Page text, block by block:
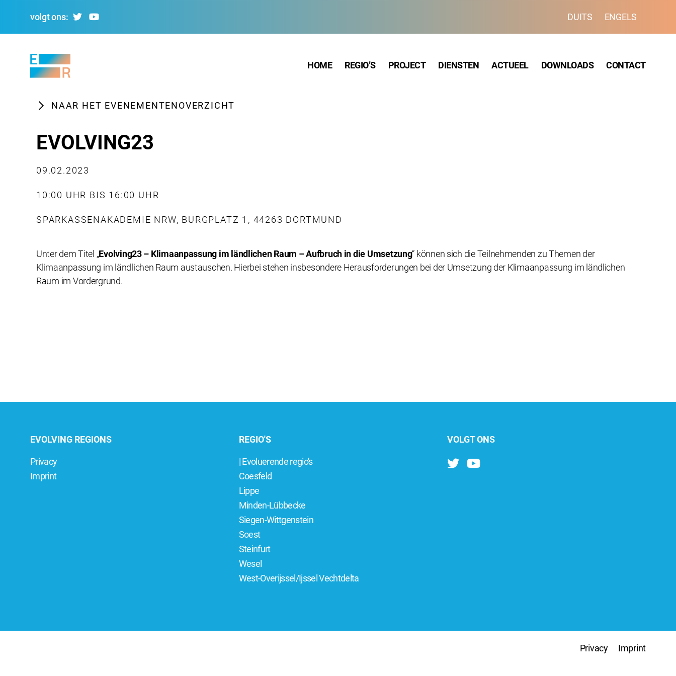
volgt ons: DUITS ENGELS
HOME REGIO’S PROJECT DIENSTEN ACTUEEL DOWNLOADS CONTACT
NAAR HET EVENEMENTENOVERZICHT
EVOLVING23
09.02.2023
10:00 UHR BIS 16:00 UHR
SPARKASSENAKADEMIE NRW, BURGPLATZ 1, 44263 DORTMUND
Unter dem Titel „Evolving23 – Klimaanpassung im ländlichen Raum – Aufbruch in die Umsetzung“ können sich die Teilnehmenden zu Themen der
Klimaanpassung im ländlichen Raum austauschen. Hierbei stehen insbesondere Herausforderungen bei der Umsetzung der Klimaanpassung im ländlichen
Raum im Vordergrund.
EVOLVING REGIONS
Privacy
Imprint
REGIO'S
| Evoluerende regio's
Coesfeld
Lippe
Minden-Lübbecke
Siegen-Wittgenstein
Soest
Steinfurt
Wesel
West-Overijssel/Ijssel Vechtdelta
VOLGT ONS
Privacy Imprint